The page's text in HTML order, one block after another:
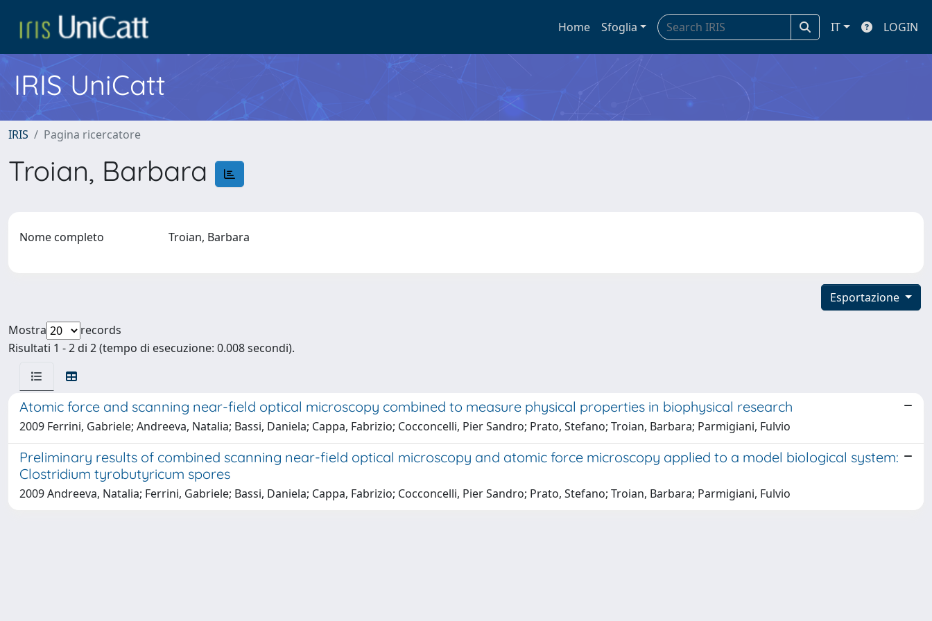
Home Sfoglia IT LOGIN
IRIS UniCatt
IRIS Pagina ricercatore
Troian, Barbara
Nome completo Troian, Barbara
Esportazione
Mostra
records
Risultati 1 - 2 di 2 (tempo di esecuzione: 0.008 secondi).
Atomic force and scanning near-field optical microscopy combined to measure physical properties in biophysical research
2009 Ferrini, Gabriele; Andreeva, Natalia; Bassi, Daniela; Cappa, Fabrizio; Cocconcelli, Pier Sandro; Prato, Stefano; Troian, Barbara; Parmigiani, Fulvio
Preliminary results of combined scanning near-field optical microscopy and atomic force microscopy applied to a model biological system:
Clostridium tyrobutyricum spores
2009 Andreeva, Natalia; Ferrini, Gabriele; Bassi, Daniela; Cappa, Fabrizio; Cocconcelli, Pier Sandro; Prato, Stefano; Troian, Barbara; Parmigiani, Fulvio